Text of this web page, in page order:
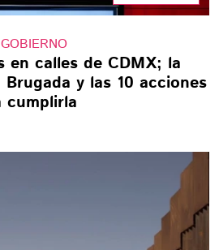
en calles de CDMX; la
y las 10 acciones
cumplirla